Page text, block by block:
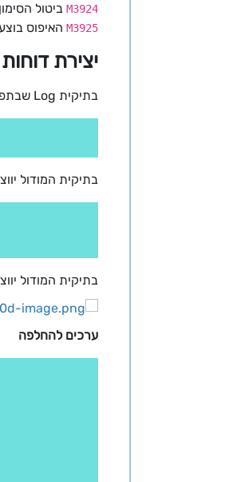
M3924 ביטול
M3925 האיפוס
יצירת דוחות
בתיקית Log שבתפריט הראשי יווצר קובץ
בתיקית המודול
בתיקית המודול
ערכים להחלפה